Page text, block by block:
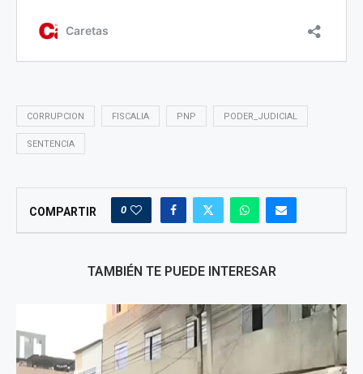
CORRUPCION FISCALIA PNP PODER_JUDICIAL
SENTENCIA
COMPARTIR 0
TAMBIÉN TE PUEDE INTERESAR